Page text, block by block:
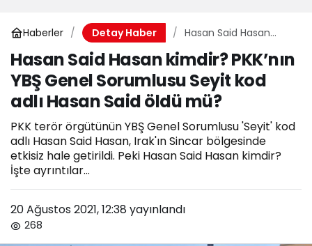
Haberler Detay Haber
Hasan Said Hasan
Genel Sorumlusu Seyit
kod adlı Hasan Said
öldü mü?
Hasan Said Hasan kimdir? PKK’nın
YBŞ Genel Sorumlusu Seyit kod
adlı Hasan Said öldü mü?
PKK terör örgütünün YBŞ Genel Sorumlusu 'Seyit' kod
adlı Hasan Said Hasan, Irak'ın Sincar bölgesinde
etkisiz hale getirildi. Peki Hasan Said Hasan kimdir?
İşte ayrıntılar...
20 Ağustos 2021, 12:38 yayınlandı
268